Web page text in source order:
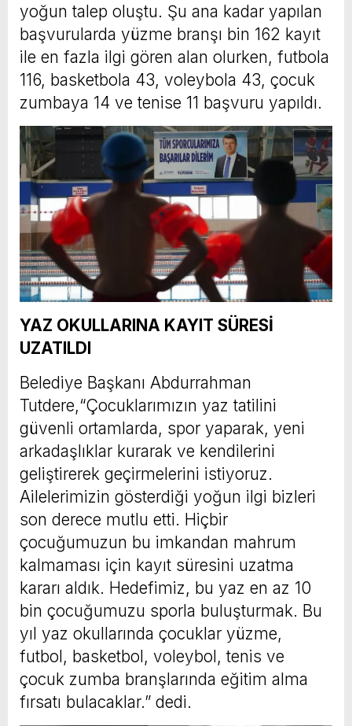
yoğun talep oluştu. Şu ana kadar yapılan
başvurularda yüzme branşı bin 162 kayıt
ile en fazla ilgi gören alan olurken, futbola
116, basketbola 43, voleybola 43, çocuk
zumbaya 14 ve tenise 11 başvuru yapıldı.
YAZ OKULLARINA KAYIT SÜRESİ
UZATILDI
Belediye Başkanı Abdurrahman
Tutdere,“Çocuklarımızın yaz tatilini
güvenli ortamlarda, spor yaparak, yeni
arkadaşlıklar kurarak ve kendilerini
geliştirerek geçirmelerini istiyoruz.
Ailelerimizin gösterdiği yoğun ilgi bizleri
son derece mutlu etti. Hiçbir
çocuğumuzun bu imkandan mahrum
kalmaması için kayıt süresini uzatma
kararı aldık. Hedefimiz, bu yaz en az 10
bin çocuğumuzu sporla buluşturmak. Bu
yıl yaz okullarında çocuklar yüzme,
futbol, basketbol, voleybol, tenis ve
çocuk zumba branşlarında eğitim alma
fırsatı bulacaklar.” dedi.